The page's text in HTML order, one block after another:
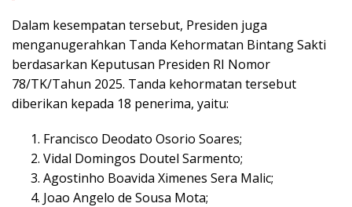
Dalam kesempatan tersebut, Presiden juga
menganugerahkan Tanda Kehormatan Bintang Sakti
berdasarkan Keputusan Presiden RI Nomor
78/TK/Tahun 2025. Tanda kehormatan tersebut
diberikan kepada 18 penerima, yaitu:
Francisco Deodato Osorio Soares;
Vidal Domingos Doutel Sarmento;
Agostinho Boavida Ximenes Sera Malic;
Joao Angelo de Sousa Mota;